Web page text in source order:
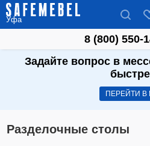
Уфа
8 (800) 550-
Задайте вопрос в
ПЕРЕЙТИ В
Разделочные столы